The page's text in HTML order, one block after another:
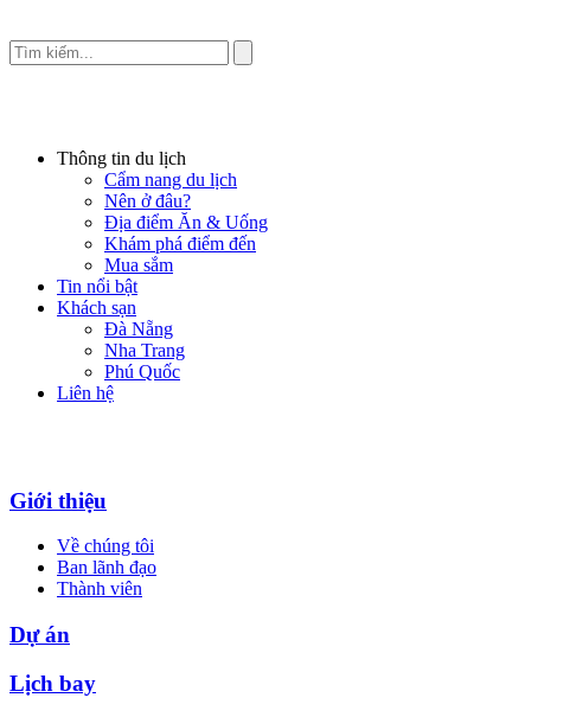
Thông tin du lịch
Cẩm nang du lịch
Nên ở đâu?
Địa điểm Ăn & Uống
Khám phá điểm đến
Mua sắm
Tin nổi bật
Khách sạn
Đà Nẵng
Nha Trang
Phú Quốc
Liên hệ
Giới thiệu
Về chúng tôi
Ban lãnh đạo
Thành viên
Dự án
Lịch bay